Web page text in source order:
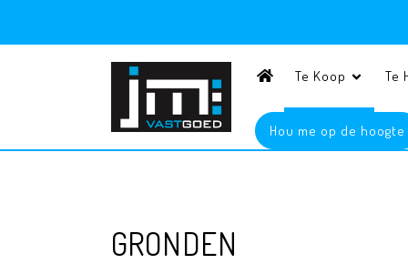
HomeTe Koop Te
Hou me op de hoogte
GRONDEN